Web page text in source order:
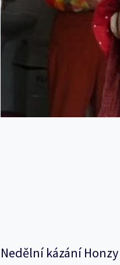
Nedělní kázání Honzy